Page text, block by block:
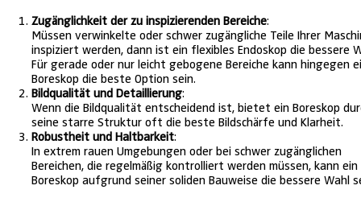
Zugänglichkeit der zu inspizierenden Bereiche:
Müssen verwinkelte oder schwer zugängliche Teile Ihrer
inspiziert werden, dann ist ein flexibles Endoskop die bessere
Für gerade oder nur leicht gebogene Bereiche kann hingegen
Boreskop die beste Option sein.
Bildqualität und Detaillierung:
Wenn die Bildqualität entscheidend ist, bietet ein Boreskop
seine starre Struktur oft die beste Bildschärfe und Klarheit.
Robustheit und Haltbarkeit:
In extrem rauen Umgebungen oder bei schwer zugänglichen
Bereichen, die regelmäßig kontrolliert werden müssen, kann ein
Boreskop aufgrund seiner soliden Bauweise die bessere Wahl